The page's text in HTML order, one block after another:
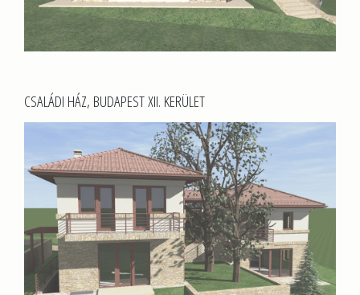
CSALÁDI HÁZ, BUDAPEST XII. KERÜLET